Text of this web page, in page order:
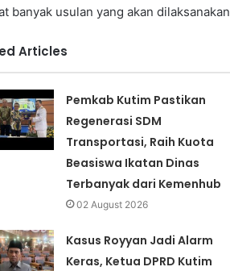
banyak usulan yang akan
Articles
Pemkab Kutim Pastikan
Regenerasi SDM
Transportasi, Raih Kuota
Beasiswa Ikatan Dinas
Terbanyak dari Kemenhub
02 August 2026
Kasus Royyan Jadi Alarm
Keras, Ketua DPRD Kutim